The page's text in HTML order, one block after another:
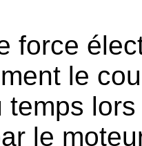
force
le
temps
le